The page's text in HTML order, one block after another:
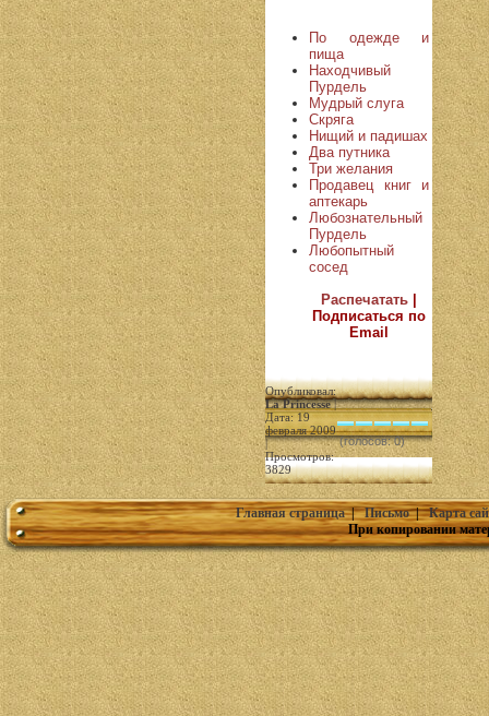
По одежде и
пища
Находчивый
Пурдель
Мудрый слуга
Скряга
Нищий и падишах
Два путника
Три желания
Продавец книг и
аптекарь
Любознательный
Пурдель
Любопытный
сосед
Распечатать
Подписаться по
Email
Опубликовал:
La Princesse|
Дата: 19
февраля 2009
|
Просмотров:
3829
(голосов: 0)
Главная страница|Письмо|Карта
При копировании